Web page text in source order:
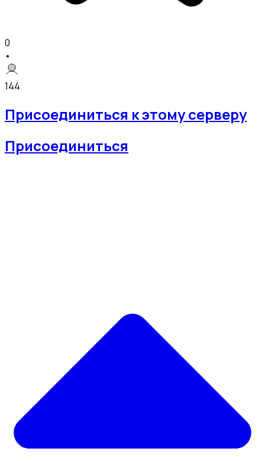
0
•
144
Присоединиться к этому серверу
Присоединиться